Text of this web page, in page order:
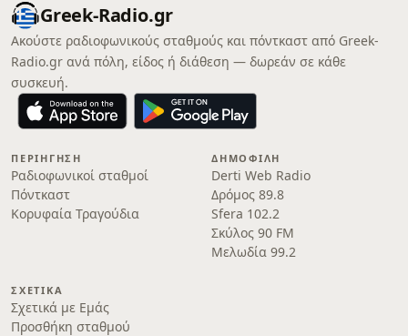
Greek-Radio.gr
Ακούστε ραδιοφωνικούς σταθμούς και πόντκαστ από Greek-
Radio.gr ανά πόλη, είδος ή διάθεση — δωρεάν σε κάθε
συσκευή.
ΠΕΡΙΉΓΗΣΗ
Ραδιοφωνικοί σταθμοί
Πόντκαστ
Κορυφαία Τραγούδια
ΔΗΜΟΦΙΛΉ
Derti Web Radio
Δρόμος 89.8
Sfera 102.2
Σκύλος 90 FM
Μελωδία 99.2
ΣΧΕΤΙΚΆ
Σχετικά με Εμάς
Προσθήκη σταθμού